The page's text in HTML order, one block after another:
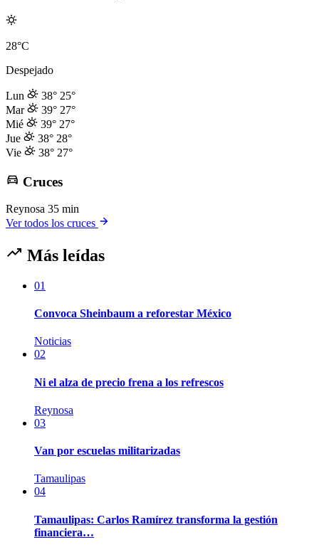
28°C
Despejado
Lun 38° 25°
Mar
39° 27°
Mié
39° 27°
Jue
38° 28°
Vie
38° 27°
Cruces
Reynosa 35 min
Ver todos los cruces
Más leídas
01
Convoca Sheinbaum a reforestar México
Noticias
02
Ni el alza de precio frena a los refrescos
Reynosa
03
Van por escuelas militarizadas
Tamaulipas
04
Tamaulipas: Carlos Ramírez transforma la gestión
financiera…